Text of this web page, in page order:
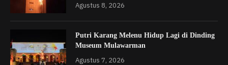
Agustus 8, 2026
Putri Karang Melenu Hidup Lagi di Dinding
Museum Mulawarman
Agustus 7, 2026